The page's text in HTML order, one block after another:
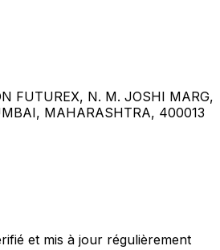
FUTUREX, N. M. JOSHI MARG,
MAHARASHTRA, 400013
et mis à jour régulièrement